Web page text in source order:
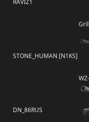
RAVIZ1
STONE_HUMAN [N1KS]
DN_86RUS